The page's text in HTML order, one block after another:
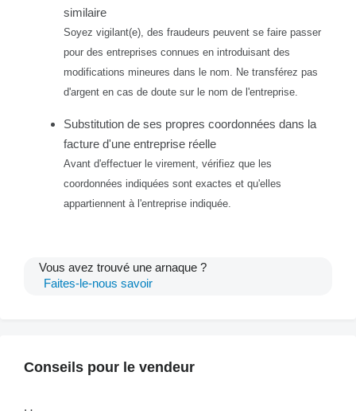
similaire
Soyez vigilant(e), des fraudeurs peuvent se faire passer
pour des entreprises connues en introduisant des
modifications mineures dans le nom. Ne transférez pas
d'argent en cas de doute sur le nom de l'entreprise.
Substitution de ses propres coordonnées dans la
facture d'une entreprise réelle
Avant d'effectuer le virement, vérifiez que les
coordonnées indiquées sont exactes et qu'elles
appartiennent à l'entreprise indiquée.
Vous avez trouvé une arnaque ?
Faites-le-nous savoir
Conseils pour le vendeur